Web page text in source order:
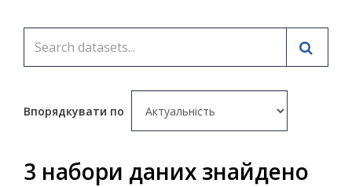
Впорядкувати по
3 набори даних знайдено